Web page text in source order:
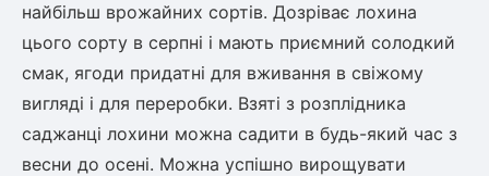
найбільш врожайних сортів. Дозріває лохина
цього сорту в серпні і мають приємний солодкий
смак, ягоди придатні для вживання в свіжому
вигляді і для переробки. Взяті з розплідника
саджанці лохини можна садити в будь-який час з
весни до осені. Можна успішно вирощувати